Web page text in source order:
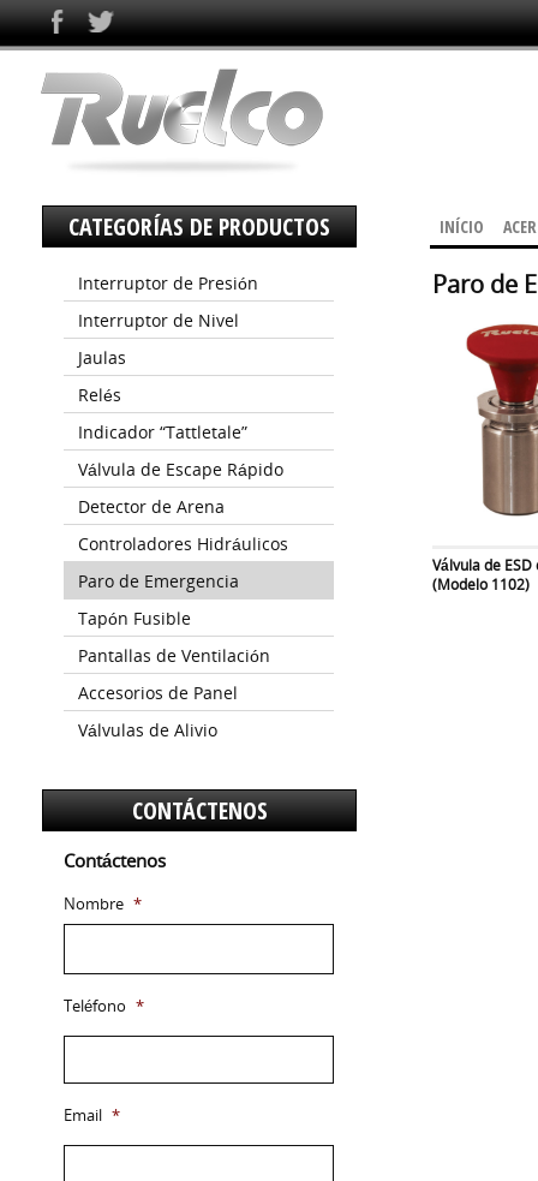
INÍCIO
Paro de
Válvula de ESD
(Modelo 1102)
CATEGORÍAS DE PRODUCTOS
Interruptor de Presión
Interruptor de Nivel
Jaulas
Relés
Indicador “Tattletale”
Válvula de Escape Rápido
Detector de Arena
Controladores Hidráulicos
Paro de Emergencia
Tapón Fusible
Pantallas de Ventilación
Accesorios de Panel
Válvulas de Alivio
CONTÁCTENOS
Contáctenos
Nombre *
Teléfono *
Email *